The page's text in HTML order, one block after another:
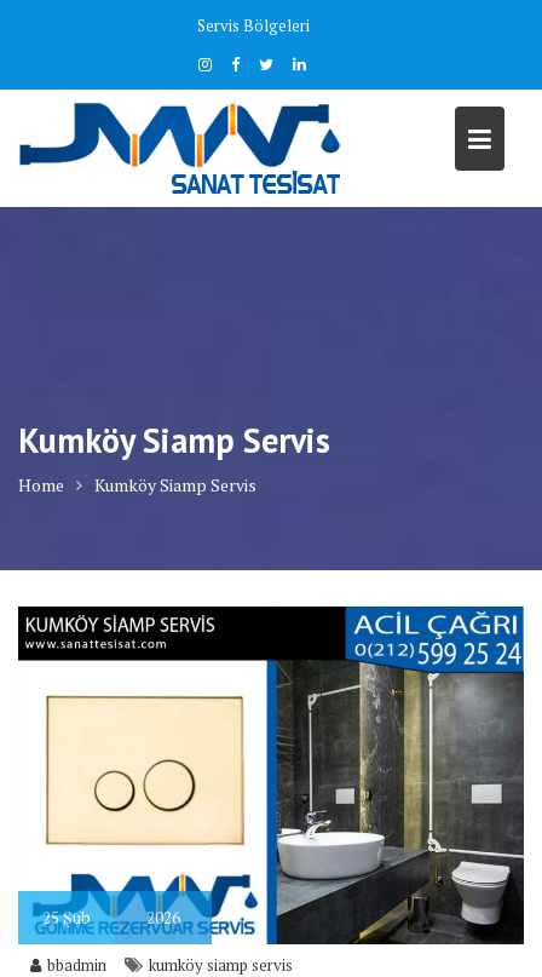
Servis Bölgeleri
Kumköy Siamp Servis
Home Kumköy Siamp Servis
25Şub 2026
bbadmin kumköy siamp servis